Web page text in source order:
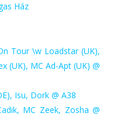
Ház
Tour \w Loadstar (UK),
(UK), MC Ad-Apt (UK) @
Isu, Dork @ A38
MC Zeek, Zosha @